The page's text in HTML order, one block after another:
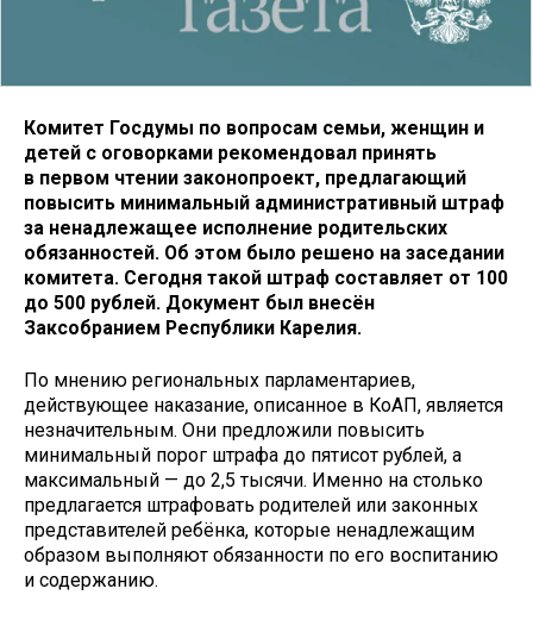
Комитет Госдумы по вопросам семьи, женщин и
детей с оговорками рекомендовал принять
в первом чтении законопроект, предлагающий
повысить минимальный административный штраф
за ненадлежащее исполнение родительских
обязанностей. Об этом было решено на заседании
комитета. Сегодня такой штраф составляет от 100
до 500 рублей. Документ был внесён
Заксобранием Республики Карелия.
По мнению региональных парламентариев,
действующее наказание, описанное в КоАП, является
незначительным. Они предложили повысить
минимальный порог штрафа до пятисот рублей, а
максимальный — до 2,5 тысячи. Именно на столько
предлагается штрафовать родителей или законных
представителей ребёнка, которые ненадлежащим
образом выполняют обязанности по его воспитанию
и содержанию.